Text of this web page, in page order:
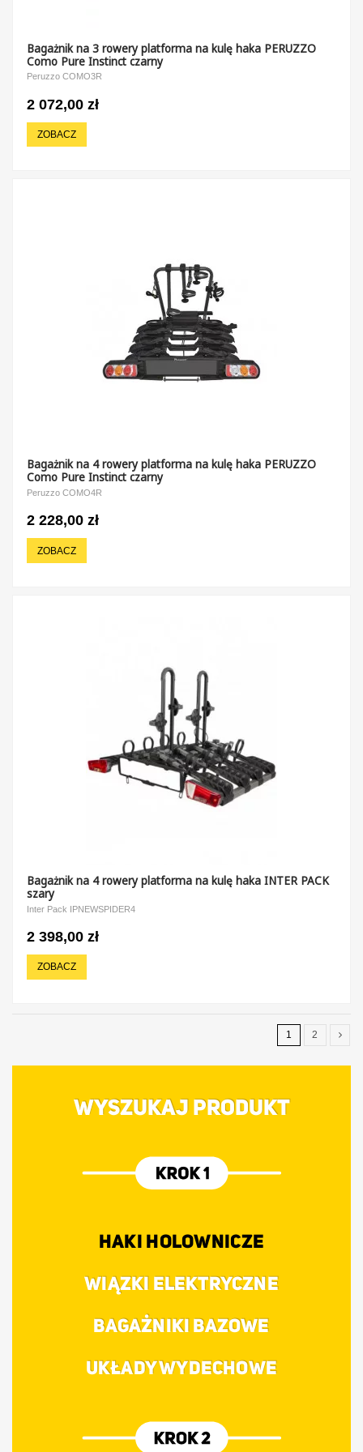
Bagażnik na 3 rowery platforma na kulę haka PERUZZO
Como Pure Instinct czarny
Peruzzo COMO3R
2 072,00 zł
ZOBACZ
Bagażnik na 4 rowery platforma na kulę haka PERUZZO
Como Pure Instinct czarny
Peruzzo COMO4R
2 228,00 zł
ZOBACZ
Bagażnik na 4 rowery platforma na kulę haka INTER PACK
szary
Inter Pack IPNEWSPIDER4
2 398,00 zł
ZOBACZ
1 2
WYSZUKAJ PRODUKT
HAKI HOLOWNICZE
WIĄZKI ELEKTRYCZNE
BAGAŻNIKI BAZOWE
UKŁADY WYDECHOWE